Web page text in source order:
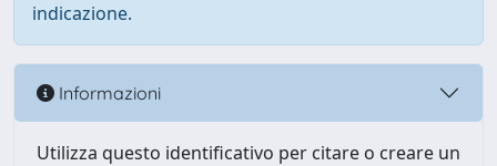
indicazione.
Informazioni
Utilizza questo identificativo per citare o creare un